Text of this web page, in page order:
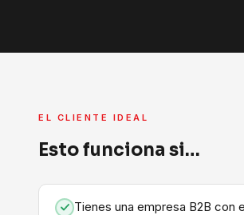
EL CLIENTE IDEAL
Esto funciona si…
Tienes una empresa B2B con